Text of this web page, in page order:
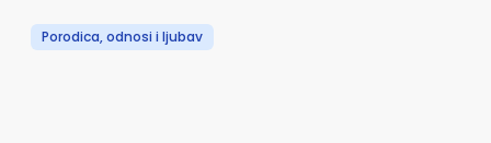
Porodica, odnosi i ljubav